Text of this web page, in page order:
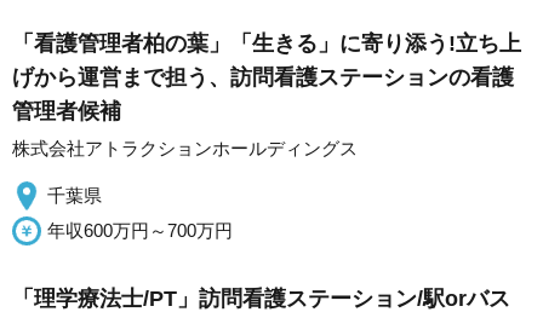
「看護管理者柏の葉」「生きる」に寄り添う!立ち上
げから運営まで担う、訪問看護ステーションの看護
管理者候補
株式会社アトラクションホールディングス
千葉県
年収600万円～700万円
「理学療法士/PT」訪問看護ステーション/駅orバス